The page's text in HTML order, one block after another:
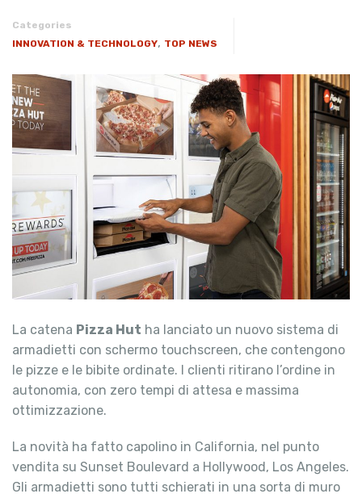
Categories
INNOVATION & TECHNOLOGY, TOP NEWS
La catena Pizza Hut ha lanciato un nuovo sistema di
armadietti con schermo touchscreen, che contengono
le pizze e le bibite ordinate. I clienti ritirano l’ordine in
autonomia, con zero tempi di attesa e massima
ottimizzazione.
La novità ha fatto capolino in California, nel punto
vendita su Sunset Boulevard a Hollywood, Los Angeles.
Gli armadietti sono tutti schierati in una sorta di muro